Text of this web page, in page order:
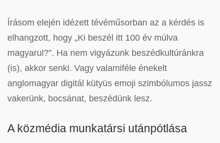
Írásom elején idézett tévéműsorban az a kérdés is
elhangzott, hogy „Ki beszél itt 100 év múlva
magyarul?”. Ha nem vigyázunk beszédkultúránkra
(is), akkor senki. Vagy valamiféle énekelt
anglomagyar digitál kütyüs emoji szimbólumos jassz
vakerünk, bocsánat, beszédünk lesz.
A közmédia munkatársi utánpótlása